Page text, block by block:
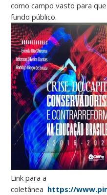
como campo vasto para
fundo público.
Link para a
coletânea https://